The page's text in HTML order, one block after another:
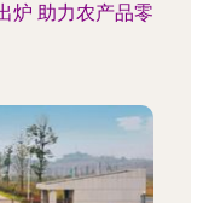
炉 助力农产品零